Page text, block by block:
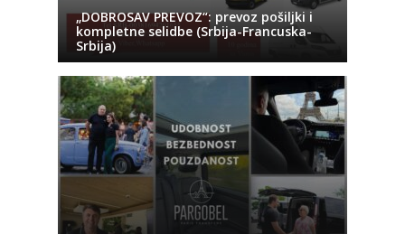
„DOBROSAV PREVOZ“: prevoz pošiljki i
kompletne selidbe (Srbija-Francuska-
Srbija)